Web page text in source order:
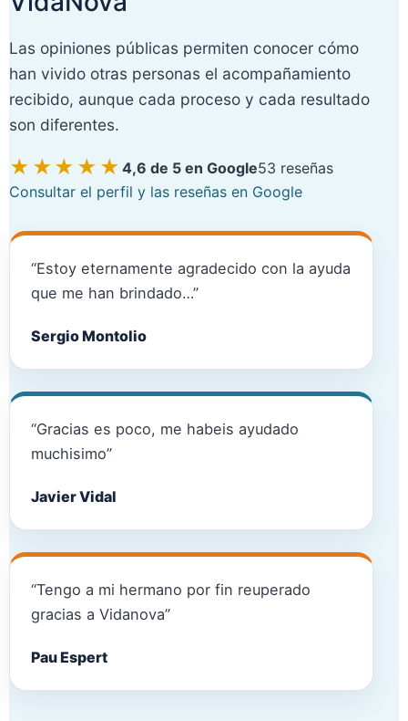
Las opiniones públicas permiten conocer cómo
han vivido otras personas el acompañamiento
recibido, aunque cada proceso y cada resultado
son diferentes.
★★★★★ 4,6 de 5 en Google53 reseñas
Consultar el perfil y las reseñas en Google
“Estoy eternamente agradecido con la ayuda
que me han brindado…”
Sergio Montolio
“Gracias es poco, me habeis ayudado
muchisimo”
Javier Vidal
“Tengo a mi hermano por fin reuperado
gracias a Vidanova”
Pau Espert